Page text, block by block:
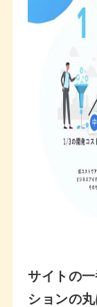
サイトの
ションの